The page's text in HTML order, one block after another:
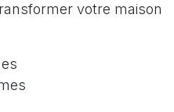
votre maison